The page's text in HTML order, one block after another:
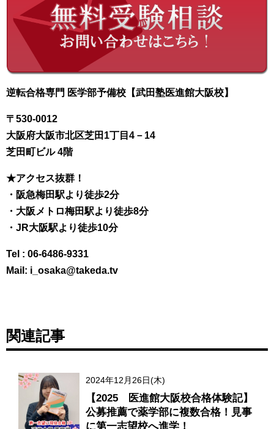
逆転合格専門 医学部予備校【武田塾医進館大阪校】
〒530-0012
大阪府大阪市北区芝田1丁目4－14
芝田町ビル 4階
★アクセス抜群！
・阪急梅田駅より徒歩2分
・大阪メトロ梅田駅より徒歩8分
・JR大阪駅より徒歩10分
Tel : 06-6486-9331
Mail: i_osaka@takeda.tv
関連記事
2024年12月26日(木)
【2025 医進館大阪校合格体験記】
公募推薦で薬学部に複数合格！見事
に第一志望校へ進学！